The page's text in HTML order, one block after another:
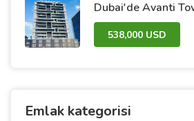
538,000 USD
Emlak kategorisi